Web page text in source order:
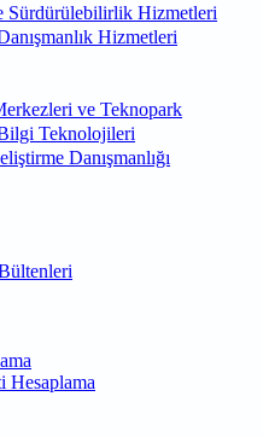
Hizmetleri
Hizmetleri
ve Teknopark
Teknolojileri
Danışmanlığı
Hesaplama